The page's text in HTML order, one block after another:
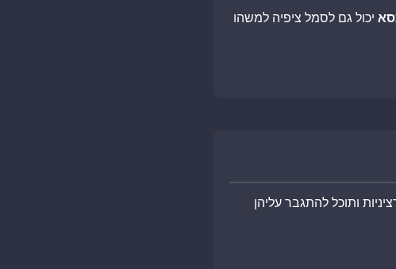
יכול גם לסמל ציפיה למשהו
ותוכל להתגבר עליהן